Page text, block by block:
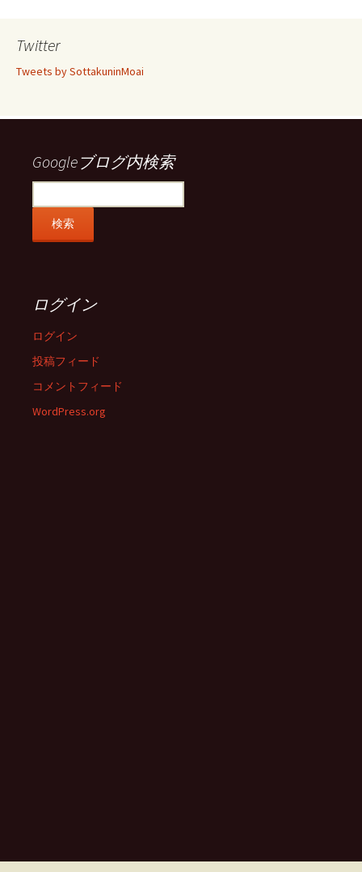
フ
ー
フ
ー ー ー
示
Twitter
Tweets by SottakuninMoai
Googleブログ内検索
ログイン
ログイン
投稿フィード
コメントフィード
WordPress.org